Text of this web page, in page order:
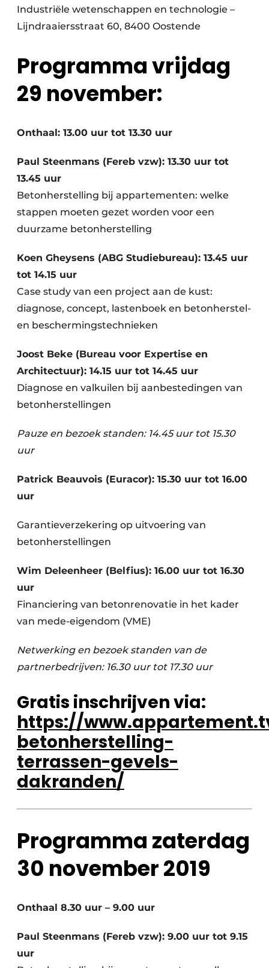
Industriële wetenschappen en technologie –
Lijndraaiersstraat 60, 8400 Oostende
Programma vrijdag
29 november:
Onthaal: 13.00 uur tot 13.30 uur
Paul Steenmans (Fereb vzw): 13.30 uur tot
13.45 uur
Betonherstelling bij appartementen: welke
stappen moeten gezet worden voor een
duurzame betonherstelling
Koen Gheysens (ABG Studiebureau): 13.45 uur
tot 14.15 uur
Case study van een project aan de kust:
diagnose, concept, lastenboek en betonherstel-
en beschermingstechnieken
Joost Beke (Bureau voor Expertise en
Architectuur): 14.15 uur tot 14.45 uur
Diagnose en valkuilen bij aanbestedingen van
betonherstellingen
Pauze en bezoek standen: 14.45 uur tot 15.30
uur
Patrick Beauvois (Euracor): 15.30 uur tot 16.00
uur
Garantieverzekering op uitvoering van
betonherstellingen
Wim Deleenheer (Belfius): 16.00 uur tot 16.30
uur
Financiering van betonrenovatie in het kader
van mede-eigendom (VME)
Netwerking en bezoek standen van de
partnerbedrijven: 16.30 uur tot 17.30 uur
Gratis inschrijven via:
https://
betonherstelling-
terrassen-gevels-
dakranden/
Programma zaterdag
30 november 2019
Onthaal 8.30 uur – 9.00 uur
Paul Steenmans (Fereb vzw): 9.00 uur tot 9.15
uur